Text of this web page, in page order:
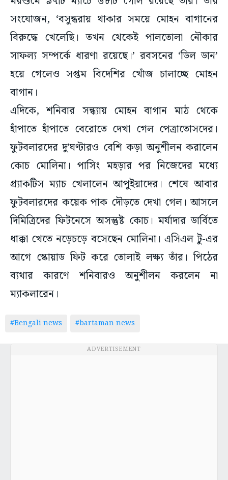
সংযোজন, ‘বসুন্ধরায় থাকার সময়ে মোহন বাগানের
বিরুদ্ধে খেলেছি। তখন থেকেই পালতোলা নৌকার
সাফল্য সম্পর্কে ধারণা রয়েছে।’ রবসনের ‘ডিল ডান’
হয়ে গেলেও সপ্তম বিদেশির খোঁজ চালাচ্ছে মোহন
বাগান।
এদিকে, শনিবার সন্ধ্যায় মোহন বাগান মাঠ থেকে
হাঁপাতে হাঁপাতে বেরোতে দেখা গেল পেত্রাতোসদের।
ফুটবলারদের দু’ঘণ্টারও বেশি কড়া অনুশীলন করালেন
কোচ মোলিনা। পাসিং মহড়ার পর নিজেদের মধ্যে
প্র্যাকটিস ম্যাচ খেলালেন আপুইয়াদের। শেষে আবার
ফুটবলারদের কয়েক পাক দৌড়তে দেখা গেল। আসলে
দিমিত্রিদের ফিটনেসে অসন্তুষ্ট কোচ। মর্যাদার ডার্বিতে
ধাক্কা খেতে নড়েচড়ে বসেছেন মোলিনা। এসিএল টু-এর
আগে স্কোয়াড ফিট করে তোলাই লক্ষ্য তাঁর। পিঠের
ব্যথার কারণে শনিবারও অনুশীলন করলেন না
ম্যাকলারেন।
#Bengali news #bartaman news
ADVERTISEMENT